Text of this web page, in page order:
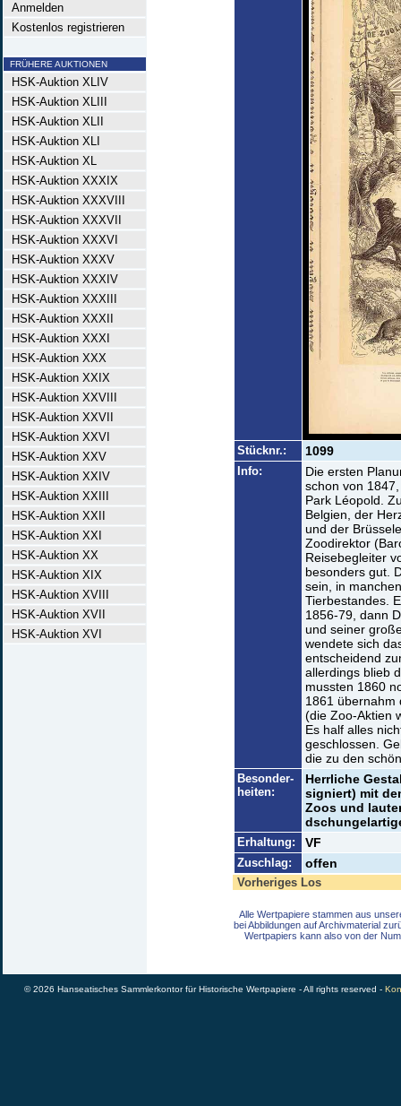
Anmelden
Kostenlos registrieren
FRÜHERE AUKTIONEN
HSK-Auktion XLIV
HSK-Auktion XLIII
HSK-Auktion XLII
HSK-Auktion XLI
HSK-Auktion XL
HSK-Auktion XXXIX
HSK-Auktion XXXVIII
HSK-Auktion XXXVII
HSK-Auktion XXXVI
HSK-Auktion XXXV
HSK-Auktion XXXIV
HSK-Auktion XXXIII
HSK-Auktion XXXII
HSK-Auktion XXXI
HSK-Auktion XXX
HSK-Auktion XXIX
HSK-Auktion XXVIII
HSK-Auktion XXVII
HSK-Auktion XXVI
HSK-Auktion XXV
HSK-Auktion XXIV
HSK-Auktion XXIII
HSK-Auktion XXII
HSK-Auktion XXI
HSK-Auktion XX
HSK-Auktion XIX
HSK-Auktion XVIII
HSK-Auktion XVII
HSK-Auktion XVI
Stücknr.: 1099
Info:
Die ersten
schon von
Park Léopold.
Belgien, der
und der
Zoodirektor
Reisebegleiter
besonders gut.
sein, in
Tierbestandes.
1856-79, dann
und seiner
wendete sich
entscheidend
allerdings blieb
mussten 1860
1861 übernahm
(die Zoo-Aktien
Es half alles
geschlossen.
die zu den
Besonder-
heiten:
Herrliche
signiert) mit
Zoos und
Erhaltung: VF
Zuschlag: offen
Vorheriges Los
Alle Wertpapiere stammen aus
bei Abbildungen auf Archivmaterial
Wertpapiers kann also von der
© 2026 Hanseatisches Sammlerkontor für Historische Wertpapiere - All rights reserved -